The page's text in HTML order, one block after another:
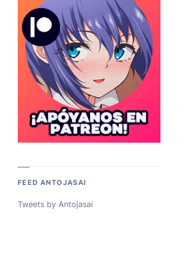
FEED ANTOJASAI
Tweets by Antojasai